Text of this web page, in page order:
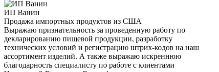
ИП Ванин
Продажа импортных продуктов из США
Выражаю признательность за проведенную работу по
декларированию пищевой продукции, разработку
технических условий и регистрацию штрих-кодов на наш
ассортимент изделий. А также выражаю искреннюю
благодарность специалисту по работе с клиентами